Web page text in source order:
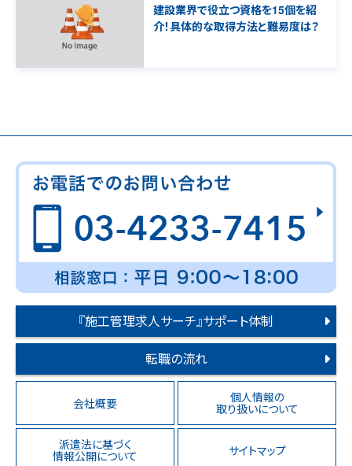
建設業界で役立つ資格を15個を紹
介！具体的な取得方法と難易度は？
『施工管理求人サーチ』サポート体制
転職の流れ
会社概要 個人情報の
取り扱いについて
派遣法に基づく
情報公開について サイトマップ